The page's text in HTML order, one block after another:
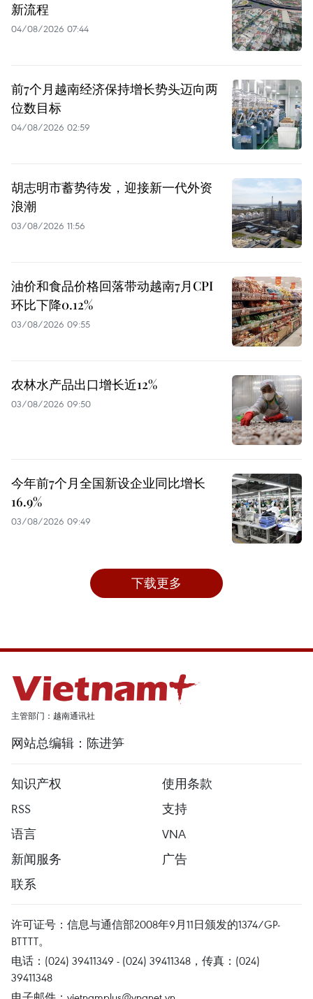
新流程
04/08/2026 07:44
前7个月越南经济保持增长势头迈向两
位数目标
04/08/2026 02:59
胡志明市蓄势待发，迎接新一代外资
浪潮
03/08/2026 11:56
油价和食品价格回落带动越南7月CPI
环比下降0.12%
03/08/2026 09:55
农林水产品出口增长近12%
03/08/2026 09:50
今年前7个月全国新设企业同比增长
16.9%
03/08/2026 09:49
下载更多
主管部门：越南通讯社
网站总编辑：陈进笋
知识产权
使用条款
RSS
支持
语言
VNA
新闻服务
广告
联系
许可证号：信息与通信部2008年9月11日颁发的1374/GP-
BTTTT。
电话：(024) 39411349 - (024) 39411348，传真：(024)
39411348